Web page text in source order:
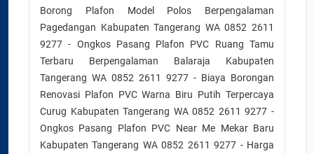
Borong Plafon Model Polos Berpengalaman
Pagedangan Kabupaten Tangerang WA 0852 2611
9277 - Ongkos Pasang Plafon PVC Ruang Tamu
Terbaru Berpengalaman Balaraja Kabupaten
Tangerang WA 0852 2611 9277 - Biaya Borongan
Renovasi Plafon PVC Warna Biru Putih Terpercaya
Curug Kabupaten Tangerang WA 0852 2611 9277 -
Ongkos Pasang Plafon PVC Near Me Mekar Baru
Kabupaten Tangerang WA 0852 2611 9277 - Harga